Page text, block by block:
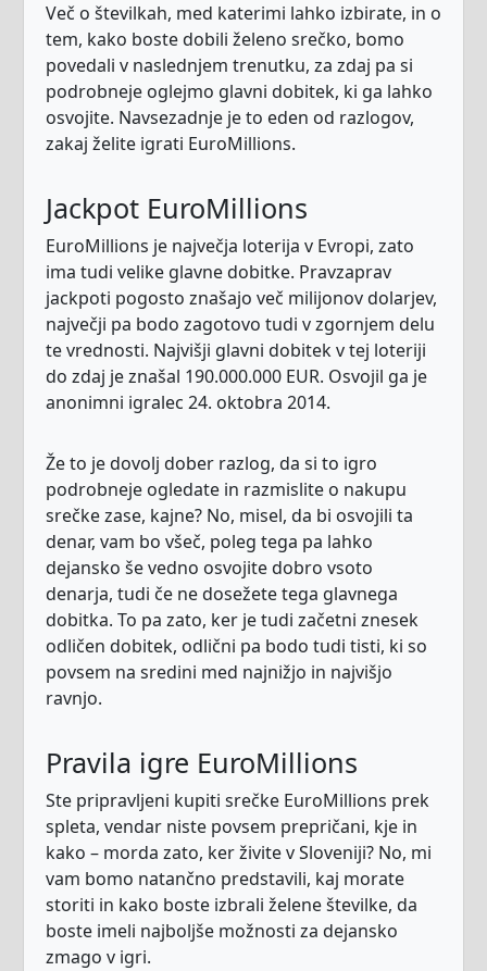
Več o številkah, med katerimi lahko izbirate, in o
tem, kako boste dobili želeno srečko, bomo
povedali v naslednjem trenutku, za zdaj pa si
podrobneje oglejmo glavni dobitek, ki ga lahko
osvojite. Navsezadnje je to eden od razlogov,
zakaj želite igrati EuroMillions.
Jackpot EuroMillions
EuroMillions je največja loterija v Evropi, zato
ima tudi velike glavne dobitke. Pravzaprav
jackpoti pogosto znašajo več milijonov dolarjev,
največji pa bodo zagotovo tudi v zgornjem delu
te vrednosti. Najvišji glavni dobitek v tej loteriji
do zdaj je znašal 190.000.000 EUR. Osvojil ga je
anonimni igralec 24. oktobra 2014.
Že to je dovolj dober razlog, da si to igro
podrobneje ogledate in razmislite o nakupu
srečke zase, kajne? No, misel, da bi osvojili ta
denar, vam bo všeč, poleg tega pa lahko
dejansko še vedno osvojite dobro vsoto
denarja, tudi če ne dosežete tega glavnega
dobitka. To pa zato, ker je tudi začetni znesek
odličen dobitek, odlični pa bodo tudi tisti, ki so
povsem na sredini med najnižjo in najvišjo
ravnjo.
Pravila igre EuroMillions
Ste pripravljeni kupiti srečke EuroMillions prek
spleta, vendar niste povsem prepričani, kje in
kako – morda zato, ker živite v Sloveniji? No, mi
vam bomo natančno predstavili, kaj morate
storiti in kako boste izbrali želene številke, da
boste imeli najboljše možnosti za dejansko
zmago v igri.